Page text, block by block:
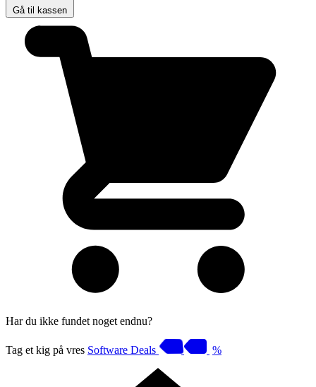
Gå til kassen
Har du ikke fundet noget endnu?
Tag et kig på vres Software Deals %